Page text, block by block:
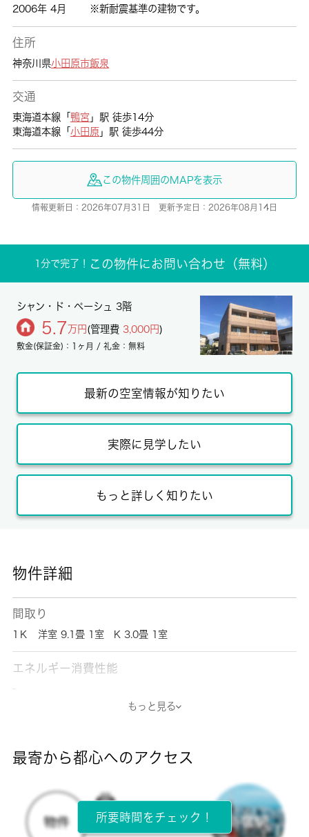
2006年 4月 ※新耐震基準の建物です。
住所
神奈川県小田原市飯泉
交通
東海道本線「 鴨宮」駅 徒歩14分
東海道本線「 小田原 」駅 徒歩44分
この物件周囲のMAPを表示
情報更新日：2026年07月31日 更新予定日：2026年08月14日
1分で完了！ この物件にお問い合わせ（無料）
シャン・ド・ペーシュ 3階
5.7 万円 (管理費 3,000円)
敷金(保証金)：1ヶ月 / 礼金：無料
最新の空室情報が知りたい
実際に見学したい
もっと詳しく知りたい
物件詳細
間取り
1Ｋ 洋室 9.1畳 1室 K 3.0畳 1室
エネルギー消費性能
-
所在階
もっと見る
最寄から都心へのアクセス
所要時間をチェック！